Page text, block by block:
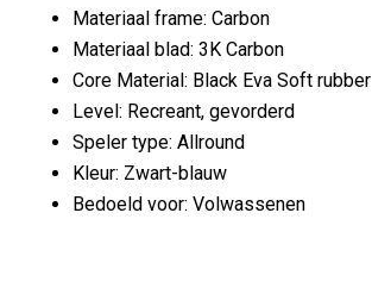
Materiaal frame: Carbon
Materiaal blad: 3K Carbon
Core Material: Black Eva Soft rubber
Level: Recreant, gevorderd
Speler type: Allround
Kleur: Zwart-blauw
Bedoeld voor: Volwassenen